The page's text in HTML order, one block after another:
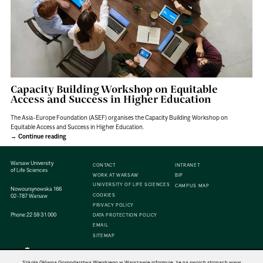
Capacity Building Workshop on Equitable
Access and Success in Higher Education
The Asia-Europe Foundation (ASEF) organises the Capacity Building Workshop on
Equitable Access and Success in Higher Education.
Continue reading
Warsaw University
of Life Sciences
Nowoursynowska 166
02-787 Warsaw
Phone:22 59 31 000
CONTACT
WORK AT WARSAW
UNIVERSITY OF LIFE SCIENCES
COOKIES
PRIVACY POLICY
DATA PROTECTION POLICY
EMAIL
SITEMAP
INTRANET
BIP
CAMPUS MAP